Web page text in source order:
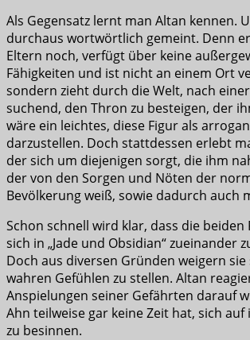
Als Gegensatz lernt man Altan kennen.
durchaus wortwörtlich gemeint. Denn
Eltern noch, verfügt über keine
Fähigkeiten und ist nicht an einem Ort
sondern zieht durch die Welt, nach
suchend, den Thron zu besteigen, der
wäre ein leichtes, diese Figur als
darzustellen. Doch stattdessen erlebt
der sich um diejenigen sorgt, die ihm
der von den Sorgen und Nöten der
Bevölkerung weiß, sowie dadurch auch
Schon schnell wird klar, dass die
sich in „Jade und Obsidian“ zueinander
Doch aus diversen Gründen weigern
wahren Gefühlen zu stellen. Altan
Anspielungen seiner Gefährten darauf
Ahn teilweise gar keine Zeit hat, sich
zu besinnen.